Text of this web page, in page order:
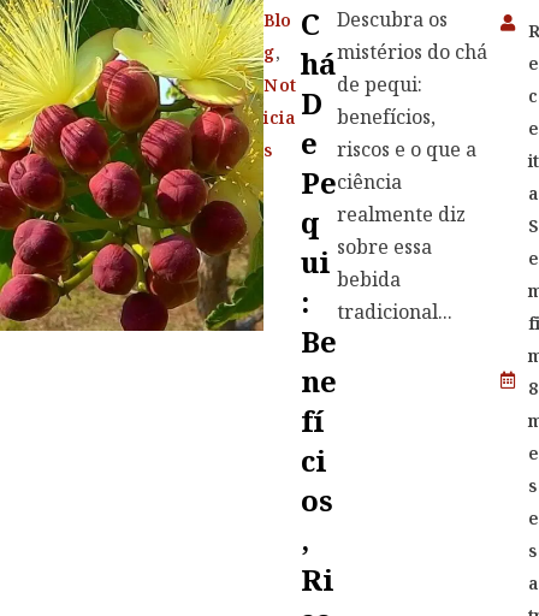
Blo
g,
Not
icia
s
C
Há
D
E
Pe
Q
Ui
:
Be
Ne
Fí
Ci
Os
,
Ri
Descubra os
mistérios do chá
de pequi:
benefícios,
riscos e o que a
ciência
realmente diz
sobre essa
bebida
tradicional...
e
c
e
it
a
S
e
8
e
s
e
s
a